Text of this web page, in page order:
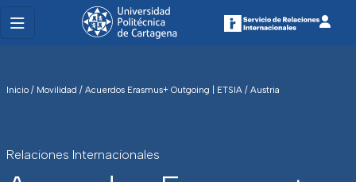
Inicio / Movilidad / Acuerdos Erasmus+ Outgoing | ETSIA / Austria
Relaciones Internacionales